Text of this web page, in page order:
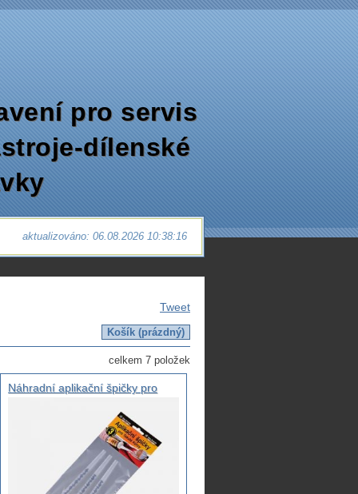
pro servis
dílenské
aktualizováno: 06.08.2026 10:38:16
Tweet
celkem 7 položek
Náhradní aplikační špičky pro